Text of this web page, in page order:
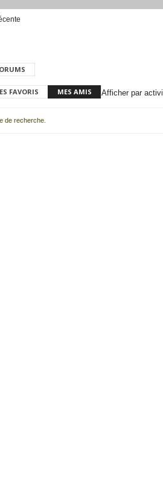
FAVORIS MES AMIS Afficher par
de recherche.